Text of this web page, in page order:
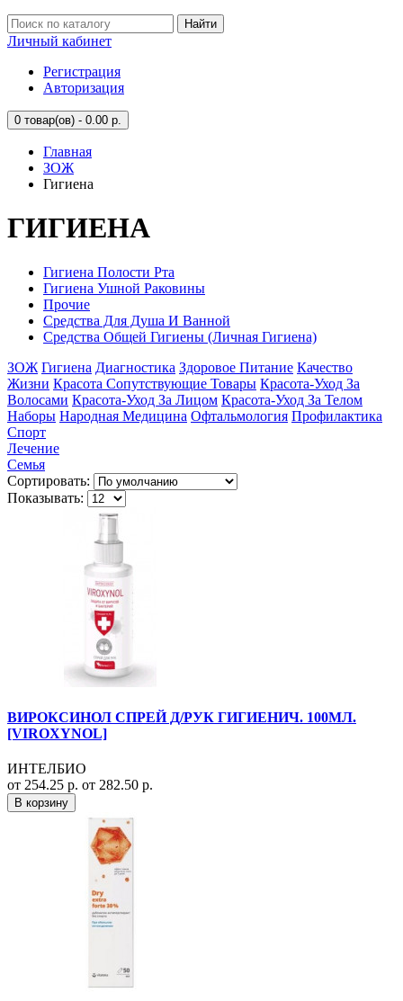
Найти
Личный кабинет
Регистрация
Авторизация
0 товар(ов) - 0.00 р.
Главная
ЗОЖ
Гигиена
ГИГИЕНА
Гигиена Полости Рта
Гигиена Ушной Раковины
Прочие
Средства Для Душа И Ванной
Средства Общей Гигиены (Личная Гигиена)
ЗОЖ Гигиена Диагностика Здоровое Питание Качество
Жизни Красота Сопутствующие Товары Красота-Уход За
Волосами Красота-Уход За Лицом Красота-Уход За Телом
Наборы Народная Медицина Офтальмология Профилактика
Спорт
Лечение
Семья
Сортировать:
Показывать:
ВИРОКСИНОЛ СПРЕЙ Д/РУК ГИГИЕНИЧ. 100МЛ.
[VIROXYNOL]
ИНТЕЛБИО
от 254.25 р. от 282.50 р.
В корзину